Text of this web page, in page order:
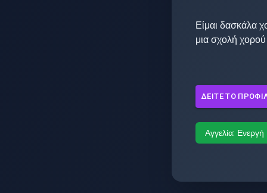
Είμαι δασκάλα
μια σχολή
ΔΕΊΤΕ ΤΟ
Αγγελία: Ενεργή